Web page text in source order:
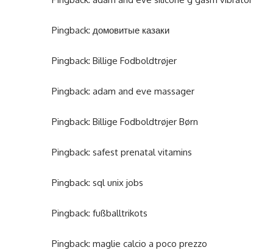
Pingback: домовитые казаки
Pingback: Billige Fodboldtrøjer
Pingback: adam and eve massager
Pingback: Billige Fodboldtrøjer Børn
Pingback: safest prenatal vitamins
Pingback: sql unix jobs
Pingback: fußballtrikots
Pingback: maglie calcio a poco prezzo